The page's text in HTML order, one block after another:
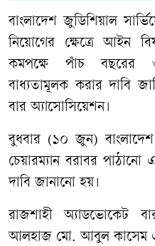
বাংলাদেশ জুডিশিয়াল
নিয়োগের ক্ষেত্রে আইন
কমপক্ষে পাঁচ বছরের
বাধ্যতামূলক করার দাবি
বার অ্যাসোসিয়েশন।
বুধবার (১০ জুন)
চেয়ারম্যান বরাবর
দাবি জানানো হয়।
রাজশাহী অ্যাডভোকেট
আলহাজ মো. আবুল কাসেম